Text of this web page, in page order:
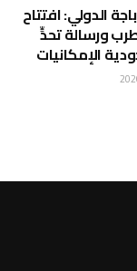
الدولي: افتتاح
ورسالة تحدٍّ
الإمكانيات